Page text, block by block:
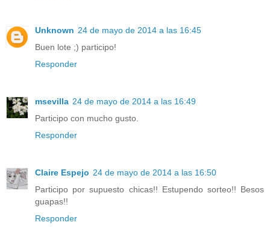
Unknown 24 de mayo de 2014 a las 16:45
Buen lote ;) participo!
Responder
msevilla 24 de mayo de 2014 a las 16:49
Participo con mucho gusto.
Responder
Claire Espejo 24 de mayo de 2014 a las 16:50
Participo por supuesto chicas!! Estupendo sorteo!! Besos
guapas!!
Responder